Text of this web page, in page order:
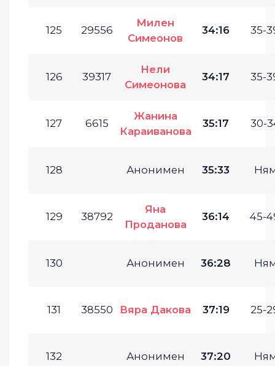
125 29556
Милен
Симеонов
34:16 35-
126 39317
Нели
Симеонова
34:17 35-
127 6615
Жанина
Караиванова
35:17 30-
128 Анонимен 35:33
129 38792
Яна
Проданова
36:14 45-
130 Анонимен 36:28
131 38550 Вяра Дакова 37:19 25-
132 Анонимен 37:20